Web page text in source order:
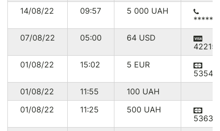
14/08/22
09:57 5 000 UAH
07/08/22
05:00 64 USD
01/08/22
15:02 5 EUR
01/08/22
11:55 100 UAH
01/08/22
11:25 500 UAH